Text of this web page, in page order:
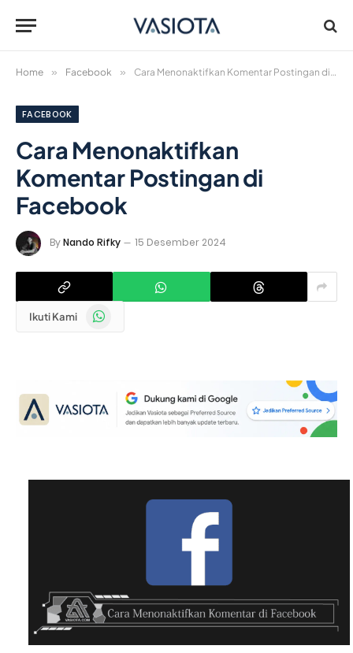
Home » Facebook » Cara Menonaktifkan Komentar Postingan di Facebook
FACEBOOK
Cara Menonaktifkan
Komentar Postingan di
Facebook
ByNando Rifky 15 Desember 2024
Ikuti Kami WhatsApp